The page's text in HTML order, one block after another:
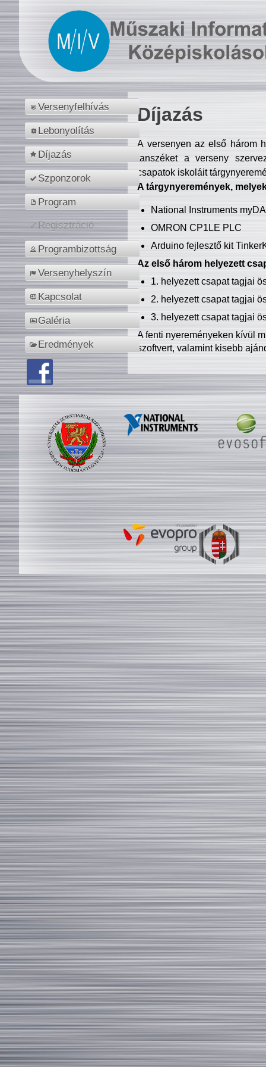
Versenyfelhívás
Lebonyolítás
Díjazás
Szponzorok
Program
Regisztráció
Programbizottság
Versenyhelyszín
Kapcsolat
Galéria
Eredmények
Díjazás
A versenyen az első három
tanszéket a verseny
csapatok iskoláit
A tárgynyeremények,
National Instruments
OMRON CP1LE PLC
Arduino fejlesztő kit
Az első három helyezett
1. helyezett csapat tagjai
2. helyezett csapat tagjai
3. helyezett csapat tagjai
A fenti nyereményeken kívül
szoftvert, valamint kisebb